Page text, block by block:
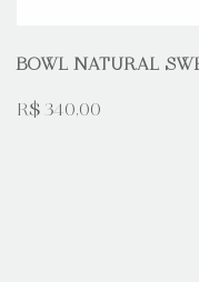
BOWL NATURAL
R$ 340,00